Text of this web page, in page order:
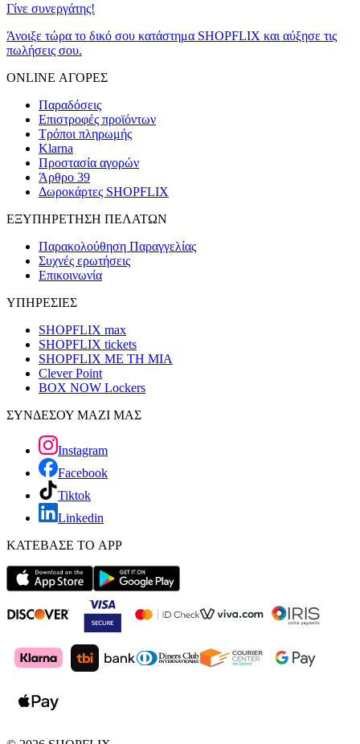
Γίνε συνεργάτης!
Άνοιξε τώρα το δικό σου κατάστημα SHOPFLIX και αύξησε τις
πωλήσεις σου.
ONLINE ΑΓΟΡΕΣ
Παραδόσεις
Επιστροφές προϊόντων
Τρόποι πληρωμής
Klarna
Προστασία αγορών
Άρθρο 39
Δωροκάρτες SHOPFLIX
ΕΞΥΠΗΡΕΤΗΣΗ ΠΕΛΑΤΩΝ
Παρακολούθηση Παραγγελίας
Συχνές ερωτήσεις
Επικοινωνία
ΥΠΗΡΕΣΙΕΣ
SHOPFLIX max
SHOPFLIX tickets
SHOPFLIX ΜΕ ΤΗ ΜΙΑ
Clever Point
BOX NOW Lockers
ΣΥΝΔΕΣΟΥ ΜΑΖΙ ΜΑΣ
Instagram
Facebook
Tiktok
Linkedin
ΚΑΤΕΒΑΣΕ ΤΟ APP